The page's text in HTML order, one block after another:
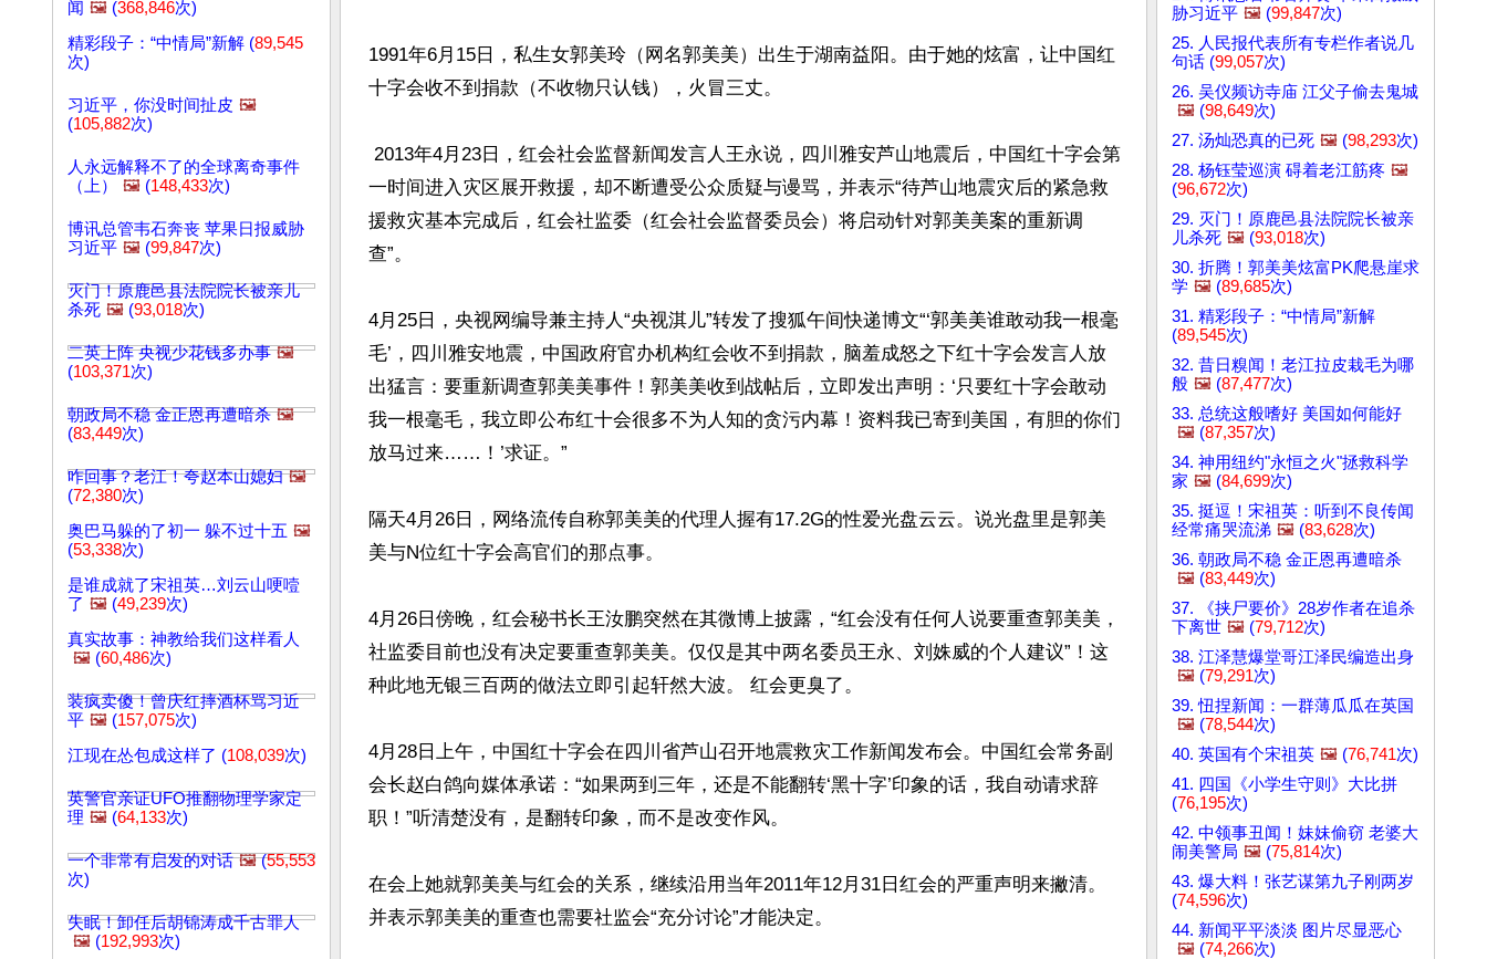
闻 🖼️ (368,846次)
精彩段子：“中情局”新解 (89,545
次)
习近平，你没时间扯皮 🖼️
(105,882次)
人永远解释不了的全球离奇事件
（上）
🖼️ (148,433次)
博讯总管韦石奔丧 苹果日报威胁
习近平 🖼️ (99,847次)
灭门！原鹿邑县法院院长被亲儿
杀死 🖼️ (93,018次)
二英上阵 央视少花钱多办事 🖼️
(103,371次)
朝政局不稳 金正恩再遭暗杀 🖼️
(83,449次)
咋回事？老江！夸赵本山媳妇 🖼️
(72,380次)
奥巴马躲的了初一 躲不过十五 🖼️
(53,338次)
是谁成就了宋祖英…刘云山哽噎
了 🖼️ (49,239次)
真实故事：神教给我们这样看人
🖼️ (60,486次)
装疯卖傻！曾庆红摔酒杯骂习近
平 🖼️ (157,075次)
江现在怂包成这样了 (108,039次)
英警官亲证UFO推翻物理学家定
理 🖼️ (64,133次)
一个非常有启发的对话 🖼️(55,553
次)
失眠！卸任后胡锦涛成千古罪人
🖼️ (192,993次)
1991年6月15日，私生女郭美玲（网名郭美美）出生于湖南益阳。由于她的炫富，让中国红
十字会收不到捐款（不收物只认钱），火冒三丈。
一时间进入灾区展开救援，却不断遭受公众质疑与谩骂，并表示“待芦山地震灾后的紧急救
援救灾基本完成后，红会社监委（红会社会监督委员会）将启动针对郭美美案的重新调
查”。
4月25日，央视网编导兼主持人“央视淇儿”转发了搜狐午间快递博文“‘郭美美谁敢动我一根毫
毛’，四川雅安地震，中国政府官办机构红会收不到捐款，脑羞成怒之下红十字会发言人放
出猛言：要重新调查郭美美事件！郭美美收到战帖后，立即发出声明：‘只要红十字会敢动
我一根毫毛，我立即公布红十会很多不为人知的贪污内幕！资料我已寄到美国，有胆的你们
放马过来……！’求证。”
隔天4月26日，网络流传自称郭美美的代理人握有17.2G的性爱光盘云云。说光盘里是郭美
美与N位红十字会高官们的那点事。
4月26日傍晚，红会秘书长王汝鹏突然在其微博上披露，“红会没有任何人说要重查郭美美，
社监委目前也没有决定要重查郭美美。仅仅是其中两名委员王永、刘姝威的个人建议”！这
种此地无银三百两的做法立即引起轩然大波。 红会更臭了。
4月28日上午，中国红十字会在四川省芦山召开地震救灾工作新闻发布会。中国红会常务副
会长赵白鸽向媒体承诺：“如果两到三年，还是不能翻转‘黑十字’印象的话，我自动请求辞
职！”听清楚没有，是翻转印象，而不是改变作风。
在会上她就郭美美与红会的关系，继续沿用当年2011年12月31日红会的严重声明来撇清。
并表示郭美美的重查也需要社监会“充分讨论”才能决定。
胁习近平 🖼️ (99,847次)
25. 人民报代表所有专栏作者说几
句话 (99,057次)
26. 吴仪频访寺庙 江父子偷去鬼城
🖼️ (98,649次)
27. 汤灿恐真的已死 🖼️ (98,293次)
28. 杨钰莹巡演 碍着老江筋疼 🖼️
(96,672次)
29. 灭门！原鹿邑县法院院长被亲
儿杀死 🖼️ (93,018次)
30. 折腾！郭美美炫富PK爬悬崖求
学 🖼️ (89,685次)
31. 精彩段子：“中情局”新解
(89,545次)
32. 昔日糗闻！老江拉皮栽毛为哪
般 🖼️ (87,477次)
33. 总统这般嗜好 美国如何能好
🖼️ (87,357次)
34. 神用纽约"永恒之火"拯救科学
家 🖼️ (84,699次)
35. 挺逗！宋祖英：听到不良传闻
经常痛哭流涕 🖼️ (83,628次)
36. 朝政局不稳 金正恩再遭暗杀
🖼️ (83,449次)
37. 《挟尸要价》28岁作者在追杀
下离世 🖼️ (79,712次)
38. 江泽慧爆堂哥江泽民编造出身
🖼️ (79,291次)
39. 忸捏新闻：一群薄瓜瓜在英国
🖼️ (78,544次)
40. 英国有个宋祖英 🖼️ (76,741次)
41. 四国《小学生守则》大比拼
(76,195次)
42. 中领事丑闻！妹妹偷窃 老婆大
闹美警局 🖼️ (75,814次)
43. 爆大料！张艺谋第九子刚两岁
(74,596次)
44. 新闻平平淡淡 图片尽显恶心
🖼️ (74,266次)